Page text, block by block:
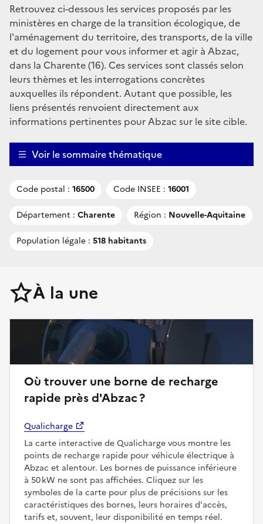
Retrouvez ci-dessous les services proposés par les
ministères en charge de la transition écologique, de
l'aménagement du territoire, des transports, de la ville
et du logement pour vous informer et agir à Abzac,
dans la Charente (16). Ces services sont classés selon
leurs thèmes et les interrogations concrètes
auxquelles ils répondent. Autant que possible, les
liens présentés renvoient directement aux
informations pertinentes pour Abzac sur le site cible.
Voir le sommaire thématique
Code postal : 16500 Code INSEE : 16001
Département : Charente Région : Nouvelle-Aquitaine
Population légale : 518 habitants
À la une
Où trouver une borne de recharge
rapide près d'Abzac ?
Qualicharge
La carte interactive de Qualicharge vous montre les
points de recharge rapide pour véhicule électrique à
Abzac et alentour. Les bornes de puissance inférieure
à 50 kW ne sont pas affichées. Cliquez sur les
symboles de la carte pour plus de précisions sur les
caractéristiques des bornes, leurs horaires d'accès,
tarifs et, souvent, leur disponibilité en temps réel.